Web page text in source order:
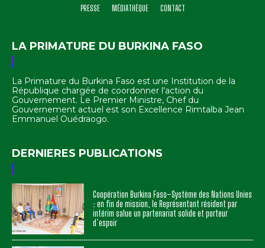
PRESSE
MÉDIATHÈQUE CONTACT
LA PRIMATURE DU BURKINA FASO
La Primature du Burkina Faso est une Institution de la
République chargée de coordonner l'action du
Gouvernement. Le Premier Ministre, Chef du
Gouvernement actuel est son Excellence Rimtalba Jean
Emmanuel Ouédraogo.
DERNIERES PUBLICATIONS
Coopération Burkina Faso–Système des Nations Unies
: en fin de mission, le Représentant résident par
intérim salue un partenariat solide et porteur
d’espoir